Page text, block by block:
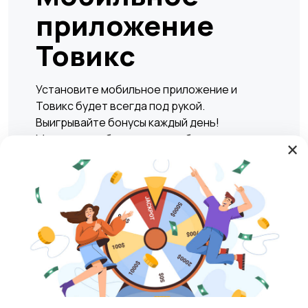
приложение
Товикс
Установите мобильное приложение и
Товикс будет всегда под рукой.
Выигрывайте бонусы каждый день!
Мгновенно и безопасно подбирать жилье,
сделки по покупке или продаже любых
товаров и услуг в любое удобное время.
Play Market RuStore
Магазины Блог О нас
×